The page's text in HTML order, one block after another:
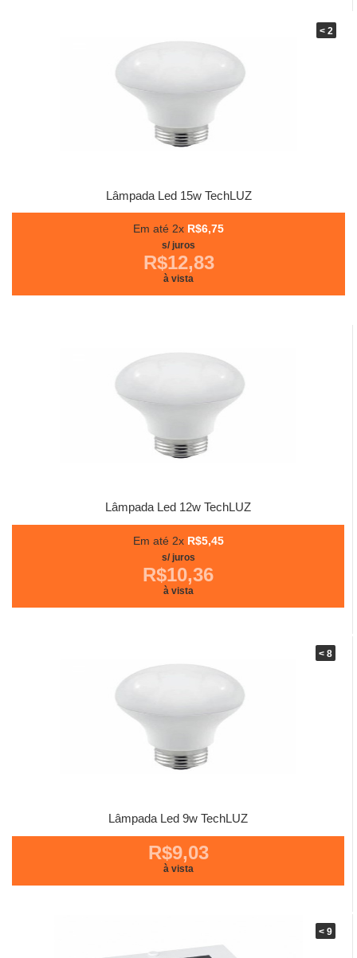
< 2
Lâmpada Led 15w TechLUZ
Em até 2x R$6,75
s/ juros
R$12,83
à vista
Lâmpada Led 12w TechLUZ
Em até 2x R$5,45
s/ juros
R$10,36
à vista
< 8
Lâmpada Led 9w TechLUZ
R$9,03
à vista
< 9